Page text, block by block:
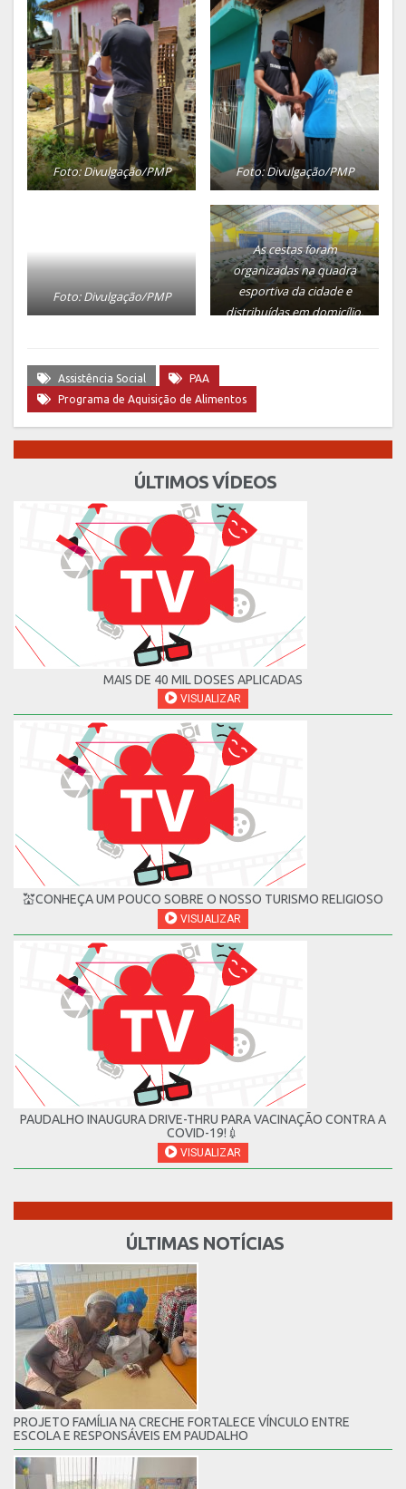
Foto: Divulgação/PMP Foto: Divulgação/PMP
Foto: Divulgação/PMP
As cestas foram
organizadas na quadra
esportiva da cidade e
distribuídas em domicílio.
Assistência Social
PAA
Programa de Aquisição de Alimentos
ÚLTIMOS VÍDEOS
MAIS DE 40 MIL DOSES APLICADAS
VISUALIZAR
💒CONHEÇA UM POUCO SOBRE O NOSSO TURISMO RELIGIOSO
VISUALIZAR
PAUDALHO INAUGURA DRIVE-THRU PARA VACINAÇÃO CONTRA A
COVID-19!💉
VISUALIZAR
ÚLTIMAS NOTÍCIAS
PROJETO FAMÍLIA NA CRECHE FORTALECE VÍNCULO ENTRE
ESCOLA E RESPONSÁVEIS EM PAUDALHO